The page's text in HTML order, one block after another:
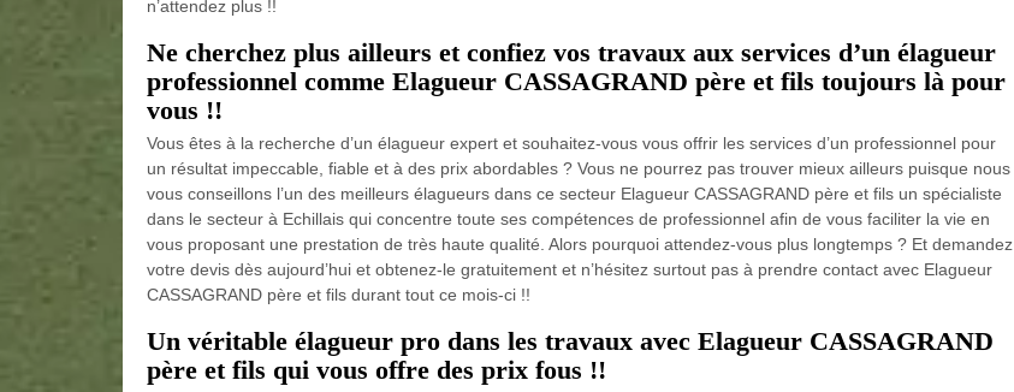
n’attendez plus !!
Ne cherchez plus ailleurs et confiez vos travaux aux services d’un élagueur
professionnel comme Elagueur CASSAGRAND père et fils toujours là pour
vous !!
Vous êtes à la recherche d’un élagueur expert et souhaitez-vous vous offrir les services d’un professionnel pour
un résultat impeccable, fiable et à des prix abordables ? Vous ne pourrez pas trouver mieux ailleurs puisque nous
vous conseillons l’un des meilleurs élagueurs dans ce secteur Elagueur CASSAGRAND père et fils un spécialiste
dans le secteur à Echillais qui concentre toute ses compétences de professionnel afin de vous faciliter la vie en
vous proposant une prestation de très haute qualité. Alors pourquoi attendez-vous plus longtemps ? Et demandez
votre devis dès aujourd’hui et obtenez-le gratuitement et n’hésitez surtout pas à prendre contact avec Elagueur
CASSAGRAND père et fils durant tout ce mois-ci !!
Un véritable élagueur pro dans les travaux avec Elagueur CASSAGRAND
père et fils qui vous offre des prix fous !!